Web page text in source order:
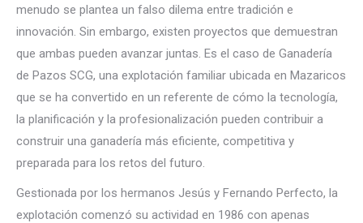
menudo se plantea un falso dilema entre tradición e
innovación. Sin embargo, existen proyectos que demuestran
que ambas pueden avanzar juntas. Es el caso de Ganadería
de Pazos SCG, una explotación familiar ubicada en Mazaricos
que se ha convertido en un referente de cómo la tecnología,
la planificación y la profesionalización pueden contribuir a
construir una ganadería más eficiente, competitiva y
preparada para los retos del futuro.
Gestionada por los hermanos Jesús y Fernando Perfecto, la
explotación comenzó su actividad en 1986 con apenas